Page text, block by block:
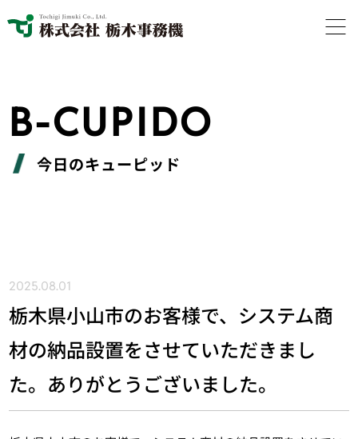
B-CUPIDO
今日のキューピッド
2025.08.01
栃木県小山市のお客様で、システム商
材の納品設置をさせていただきまし
た。ありがとうございました。